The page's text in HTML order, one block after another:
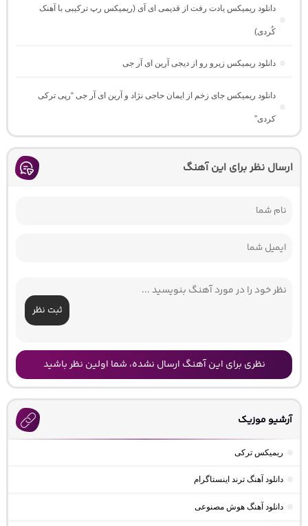
دانلود ریمیکس یادت رفت از قدیمی ای آی (ریمیکس رپ ترکیبی با آهنک
کُردی)
دانلود ریمیکس زیرو رو از دیجی آرین ای آر جی
دانلود ریمیکس جای زخم از ایمان حاجی نژاد و آرین ای آر جی “رپی ترکی
کردی”
ارسال نظر برای این آهنگ
ثبت نظر
نظری برای این آهنگ ارسال نشده، شما اولین نظر باشید
آرشیو موزیک
ریمیکس ترکی
دانلود آهنگ ترند اینستاگرام
دانلود آهنگ هوش مصنوعی